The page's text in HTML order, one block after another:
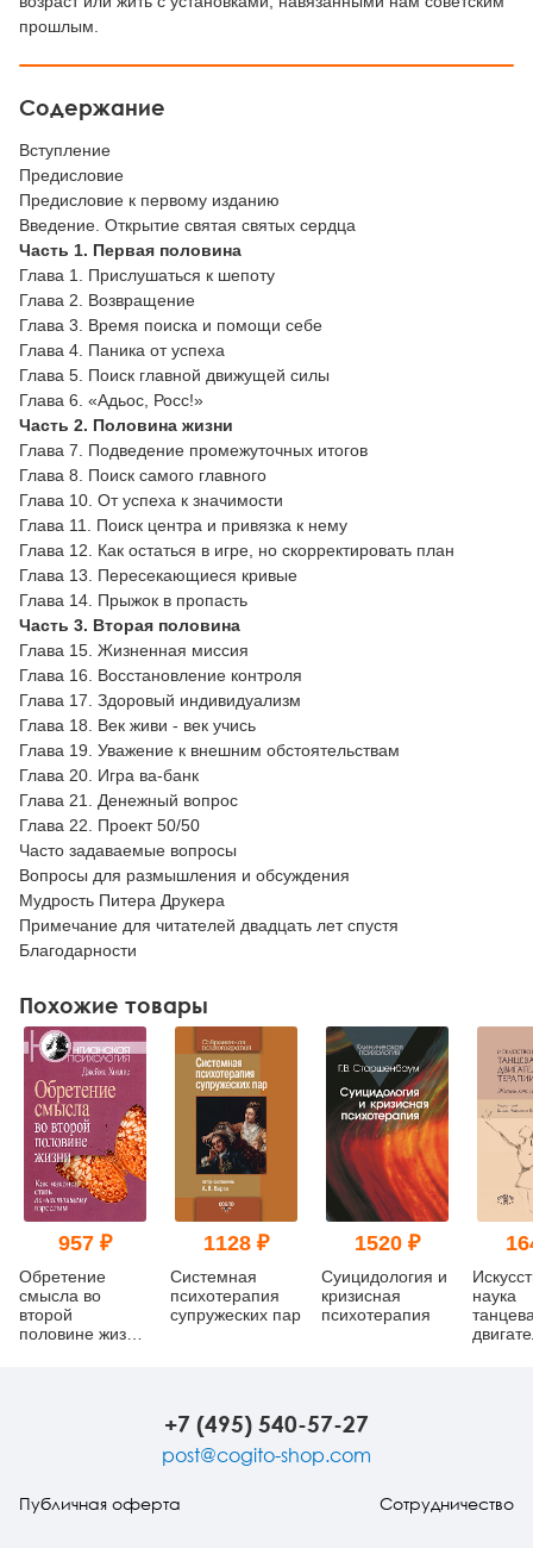
прошлым.
Содержание
Вступление
Предисловие
Предисловие к первому изданию
Введение. Открытие святая святых сердца
Часть 1. Первая половина
Глава 1. Прислушаться к шепоту
Глава 2. Возвращение
Глава 3. Время поиска и помощи себе
Глава 4. Паника от успеха
Глава 5. Поиск главной движущей силы
Глава 6. «Адьос, Росс!»
Часть 2. Половина жизни
Глава 7. Подведение промежуточных итогов
Глава 8. Поиск самого главного
Глава 10. От успеха к значимости
Глава 11. Поиск центра и привязка к нему
Глава 12. Как остаться в игре, но скорректировать план
Глава 13. Пересекающиеся кривые
Глава 14. Прыжок в пропасть
Часть 3. Вторая половина
Глава 15. Жизненная миссия
Глава 16. Восстановление контроля
Глава 17. Здоровый индивидуализм
Глава 18. Век живи - век учись
Глава 19. Уважение к внешним обстоятельствам
Глава 20. Игра ва-банк
Глава 21. Денежный вопрос
Глава 22. Проект 50/50
Часто задаваемые вопросы
Вопросы для размышления и обсуждения
Мудрость Питера Друкера
Примечание для читателей двадцать лет спустя
Благодарности
Похожие товары
957 ₽
Обретение
смысла во
второй
половине жизни:
1128 ₽
Системная
психотерапия
супружеских пар
1520 ₽
Суицидология и
кризисная
психотерапия
наука
+7 (495) 540-57-27
post@cogito-shop.com
Публичная оферта Сотрудничество